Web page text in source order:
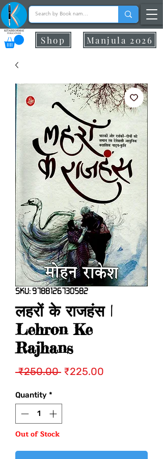
Manjula 2026
Shop
SKU: 9788126730582
लहरों के राजहंस |
Lehron Ke
Rajhans
₹250.00 Regular
₹225.00
Quantity *
Out of Stock